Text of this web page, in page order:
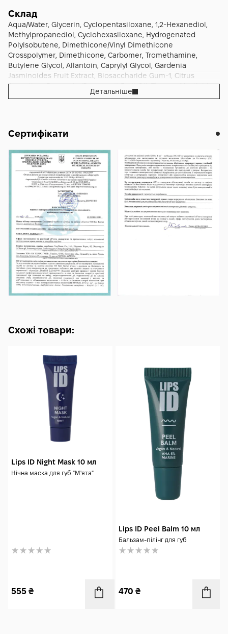
Склад
Aqua/Water, Glycerin, Cyclopentasiloxane, 1,2-Hexanediol,
Methylpropanediol, Cyclohexasiloxane, Hydrogenated
Polyisobutene, Dimethicone/Vinyl Dimethicone
Crosspolymer, Dimethicone, Carbomer, Tromethamine,
Butylene Glycol, Allantoin, Caprylyl Glycol, Gardenia
Jasminoides Fruit Extract, Biosaccharide Gum-1, Citrus
Aurantium Bergamia (Bergamot) Fruit Oil, Thymus Mastichina
Flower Oil, Sodium Hyaluronate, Erythritol, Litsea Cubeba
Myristoyl/Palmitoyl Oxostearamide/Arachamide Mea, Methyl
Glycyrrhizate, Glucose, Phytosterols,
Hydroxypropyltrimonium Hyaluronate, Chamomilla Recutita
(Matricaria) Extract, Sodium Acetylated Hyaluronate,
Hydrolyzed Hyaluronic Acid, Hyaluronic Acid, Sodium
Hyaluronate Crosspolymer, Hydrolyzed Sodium Hyaluronate,
Sodium Guaiazulene Sulfonate, Potassium Hyaluronate,
Ammonium Acryloyldimethyltaurate/Vp Copolymer,
Ethylhexylglycerin, Disodium Edta, Dipropylene Glycol,
Hydroxyacetophenone.
Детальніше
Сертифікати
Схожі товари:
Lips ID Night Mask 10 мл
Нічна маска для губ "М'ята"
555 ₴
Lips ID Peel Balm 10 мл
Бальзам-пілінг для губ
470 ₴